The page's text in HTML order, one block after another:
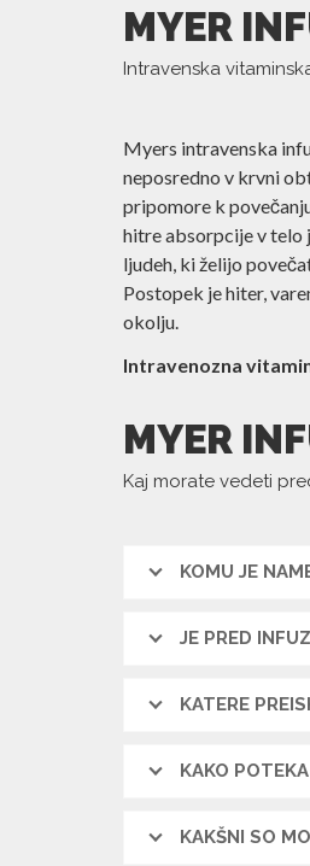
MYER
Intravenska
Myers intravenska
neposredno v krvni
pripomore k
hitre absorpcije v telo
ljudeh, ki želijo
Postopek je hiter,
okolju.
Intravenozna
MYER
Kaj morate vedeti
KOMU JE
JE PRED
KATERE
KAKO
KAKŠNI SO